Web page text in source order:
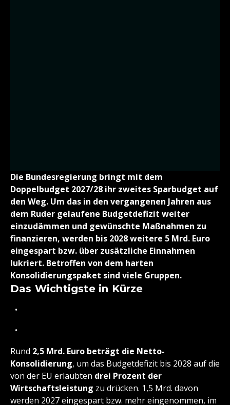
Die Bundesregierung bringt mit dem
Doppelbudget 2027/28 ihr zweites Sparbudget auf
den Weg. Um das in den vergangenen Jahren aus
dem Ruder gelaufene Budgetdefizit weiter
einzudämmen und gewünschte Maßnahmen zu
finanzieren, werden bis 2028 weitere 5 Mrd. Euro
eingespart bzw. über zusätzliche Einnahmen
lukriert. Betroffen von dem harten
Konsolidierungspaket sind viele Gruppen.
Das Wichtigste in Kürze
Rund 2,5 Mrd. Euro beträgt die Netto-
Konsolidierung, um das Budgetdefizit bis 2028 auf die
von der EU erlaubten drei Prozent der
Wirtschaftsleistung zu drücken. 1,5 Mrd. davon
werden 2027 eingespart bzw. mehr eingenommen, im